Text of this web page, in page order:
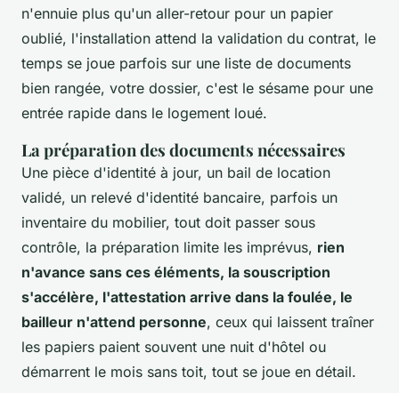
n'ennuie plus qu'un aller-retour pour un papier
oublié, l'installation attend la validation du contrat, le
temps se joue parfois sur une liste de documents
bien rangée, votre dossier, c'est le sésame pour une
entrée rapide dans le logement loué.
La préparation des documents nécessaires
Une pièce d'identité à jour, un bail de location
validé, un relevé d'identité bancaire, parfois un
inventaire du mobilier, tout doit passer sous
contrôle, la préparation limite les imprévus, rien
n'avance sans ces éléments, la souscription
s'accélère, l'attestation arrive dans la foulée, le
bailleur n'attend personne, ceux qui laissent traîner
les papiers paient souvent une nuit d'hôtel ou
démarrent le mois sans toit, tout se joue en détail.